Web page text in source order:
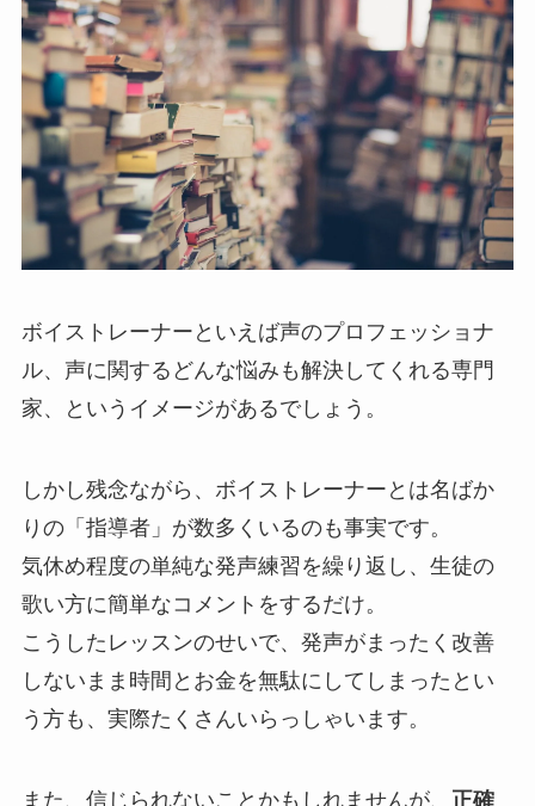
ボイストレーナーといえば声のプロフェッショナ
ル、声に関するどんな悩みも解決してくれる専門
家、というイメージがあるでしょう。
しかし残念ながら、ボイストレーナーとは名ばか
りの「指導者」が数多くいるのも事実です。
気休め程度の単純な発声練習を繰り返し、生徒の
歌い方に簡単なコメントをするだけ。
こうしたレッスンのせいで、発声がまったく改善
しないまま時間とお金を無駄にしてしまったとい
う方も、実際たくさんいらっしゃいます。
また、信じられないことかもしれませんが、 正確